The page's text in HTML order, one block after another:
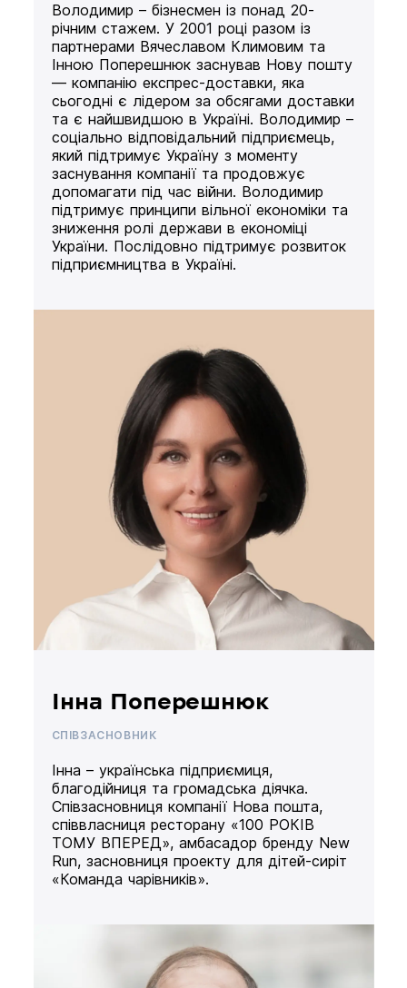
Володимир – бізнесмен із понад 20-
річним стажем. У 2001 році разом із
партнерами Вячеславом Климовим та
Інною Поперешнюк заснував Нову пошту
— компанію експрес-доставки, яка
сьогодні є лідером за обсягами доставки
та є найшвидшою в Україні. Володимир –
соціально відповідальний підприємець,
який підтримує Україну з моменту
заснування компанії та продовжує
допомагати під час війни. Володимир
підтримує принципи вільної економіки та
зниження ролі держави в економіці
України. Послідовно підтримує розвиток
підприємництва в Україні.
Інна Поперешнюк
СПІВЗАСНОВНИК
Інна – українська підприємиця,
благодійниця та громадська діячка.
Співзасновниця компанії Нова пошта,
співвласниця ресторану «100 РОКІВ
ТОМУ ВПЕРЕД», амбасадор бренду New
Run, засновниця проекту для дітей-сиріт
«Команда чарівників».